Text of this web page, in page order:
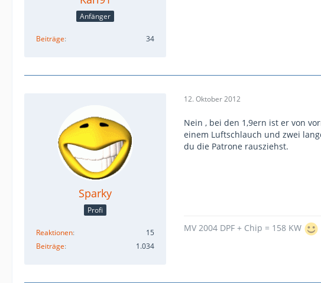
Anfänger
Beiträge 34
Sparky
Profi
Reaktionen
15
Beiträge
1.034
12. Oktober 2012
Nein , bei den 1,9ern ist er von
einem Luftschlauch und zwei
du die Patrone rausziehst.
MV 2004 DPF + Chip = 158 KW